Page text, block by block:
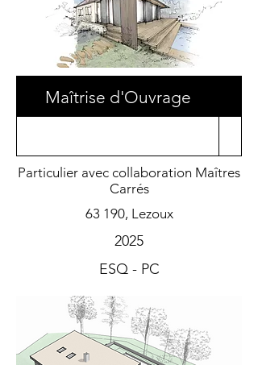
Maîtrise d'Ouvrage
Particulier avec collaboration Maîtres
Carrés
63 190, Lezoux
2025
ESQ - PC